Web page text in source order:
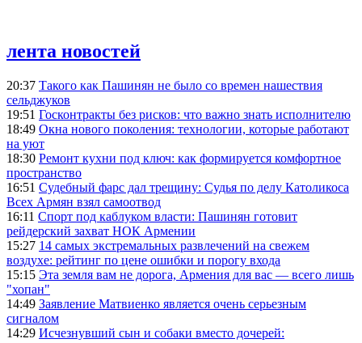
лента новостей
20:37 Такого как Пашинян не было со времен нашествия
сельджуков
19:51 Госконтракты без рисков: что важно знать исполнителю
18:49 Окна нового поколения: технологии, которые работают
на уют
18:30 Ремонт кухни под ключ: как формируется комфортное
пространство
16:51 Судебный фарс дал трещину: Судья по делу Католикоса
Всех Армян взял самоотвод
16:11 Спорт под каблуком власти: Пашинян готовит
рейдерский захват НОК Армении
15:27 14 самых экстремальных развлечений на свежем
воздухе: рейтинг по цене ошибки и порогу входа
15:15 Эта земля вам не дорога, Армения для вас — всего лишь
"хопан"
14:49 Заявление Матвиенко является очень серьезным
сигналом
14:29 Исчезнувший сын и собаки вместо дочерей: